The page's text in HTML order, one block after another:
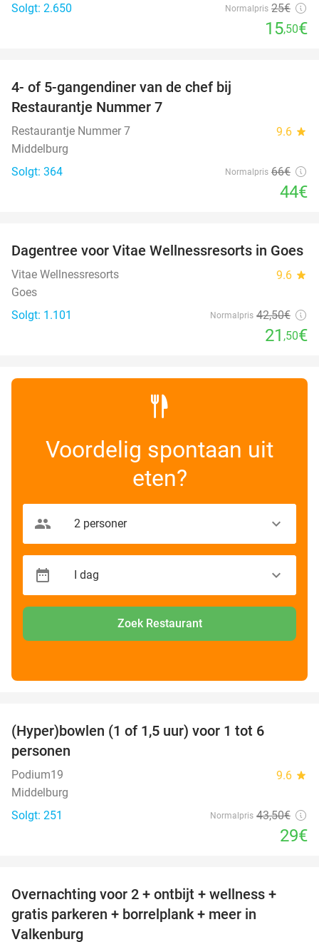
Solgt: 2.650
Normalpris 25€
15,50€
4- of 5-gangendiner van de chef bij
Restaurantje Nummer 7
Restaurantje Nummer 7 9.6 star
Middelburg
Solgt: 364
Normalpris 66€
44€
49%
Dagentree voor Vitae Wellnessresorts in Goes
Vitae Wellnessresorts 9.6 star
Goes
Solgt: 1.101
Normalpris 42,50€
21 ,50€
Voordelig spontaan uit
eten?
Zoek Restaurant
(Hyper)bowlen (1 of 1,5 uur) voor 1 tot 6
personen
Podium19 9.6 star
Middelburg
Solgt: 251
Normalpris 43,50€
29€
33%
Overnachting voor 2 + ontbijt + wellness +
gratis parkeren + borrelplank + meer in
Valkenburg